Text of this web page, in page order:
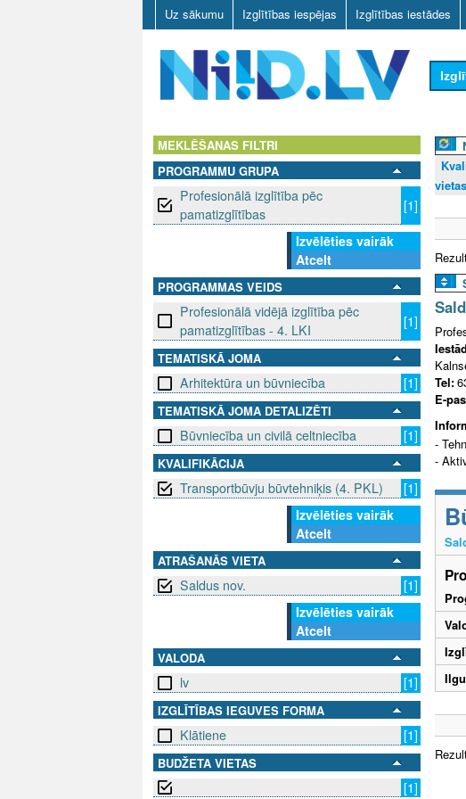
Uz sākumu Izglītības iespējas Izglītības iestādes
D
L
MEKLĒŠANAS FILTRI
PROGRAMMU GRUPA
Profesionālā izglītība pēc
pamatizglītības
[1]
Izvēlēties vairāk
Atcelt
PROGRAMMAS VEIDS
Profesionālā vidējā izglītība pēc
pamatizglītības - 4. LKI
[1]
TEMATISKĀ JOMA
Arhitektūra un būvniecība [1]
TEMATISKĀ JOMA DETALIZĒTI
Būvniecība un civilā celtniecība [1]
KVALIFIKĀCIJA
Transportbūvju būvtehniķis (4. PKL)
[1]
Izvēlēties vairāk
Atcelt
ATRAŠANĀS VIETA
Saldus nov.
[1]
Izvēlēties vairāk
Atcelt
VALODA
lv [1]
IZGLĪTĪBAS IEGUVES FORMA
Klātiene [1]
BUDŽETA VIETAS
[1]
Tel:
E-
-
-